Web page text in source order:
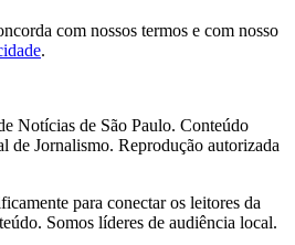
com nossos termos e com nosso
.
Notícias de São Paulo. Conteúdo
de Jornalismo. Reprodução autorizada
para conectar os leitores da
Somos líderes de audiência local.